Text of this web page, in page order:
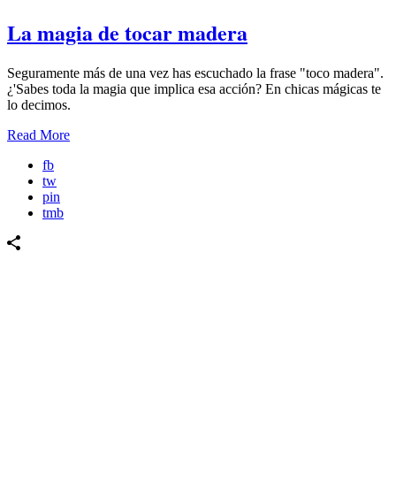
La magia de tocar madera
Seguramente más de una vez has escuchado la frase "toco madera".
¿'Sabes toda la magia que implica esa acción? En chicas mágicas te
lo decimos.
Read More
fb
tw
pin
tmb